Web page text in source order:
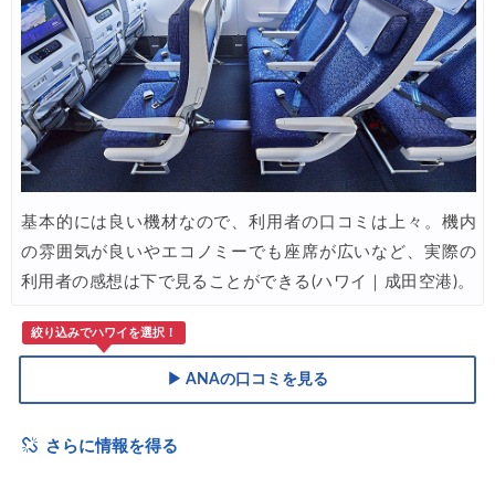
07/22 JTB) 海外ツアー(20代) 最大28,000円OFFクーポン
07/22 JTB) 海外ツアー(10代) 最大28,000円OFFクーポン
07/21 エアトリ) 航空券+ホテル 最大30,000円OFFクーポン
基本的には良い機材なので、利用者の口コミは上々。機内
の雰囲気が良いやエコノミーでも座席が広いなど、実際の
利用者の感想は下で見ることができる(ハワイ｜成田空港)。
絞り込みでハワイを選択！
▶ ANAの口コミを見る
さらに情報を得る